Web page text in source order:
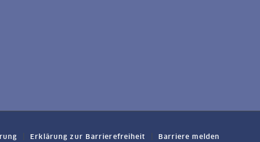
Erklärung zur Barrierefreiheit Barriere melden